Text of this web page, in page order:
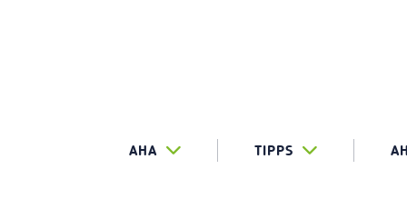
AHA TIPPS